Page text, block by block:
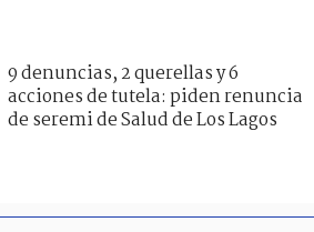
9 denuncias, 2 querellas y 6
acciones de tutela: piden renuncia
de seremi de Salud de Los Lagos